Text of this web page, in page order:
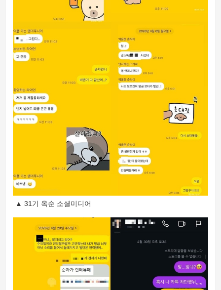
▲ 31기 옥순 소셜미디어